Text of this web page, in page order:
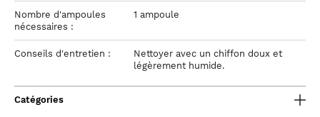
Nombre d'ampoules
nécessaires :
1 ampoule
Conseils d'entretien :
Nettoyer avec un chiffon doux et
légèrement humide.
Catégories